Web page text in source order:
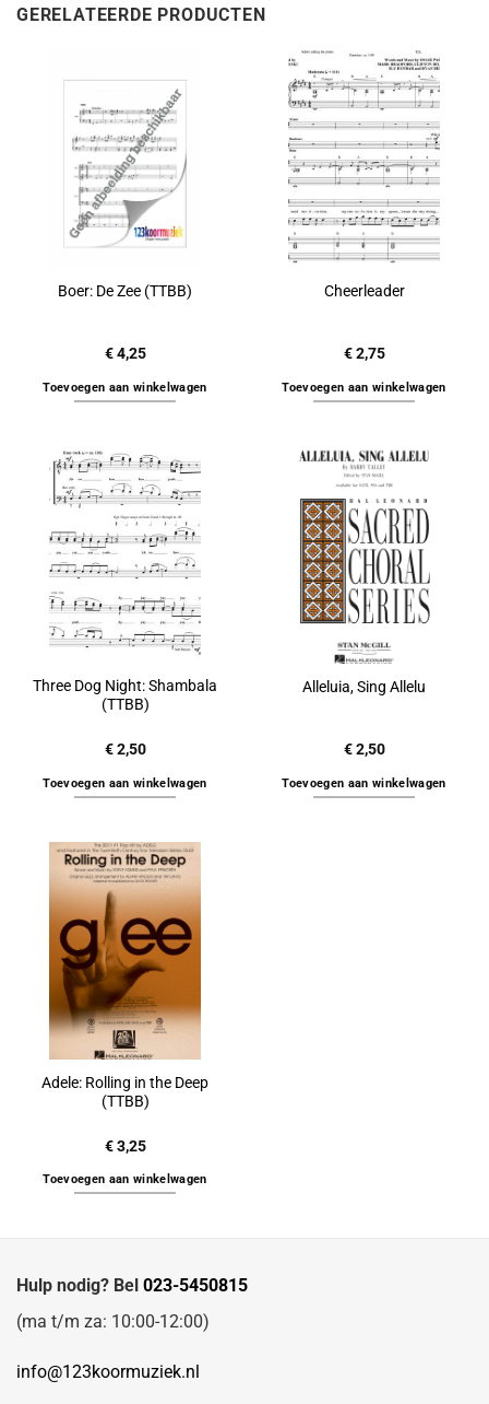
GERELATEERDE PRODUCTEN
Boer: De Zee (TTBB)
€4,25
Toevoegen aan winkelwagen
Cheerleader
€2,75
Toevoegen aan winkelwagen
Three Dog Night: Shambala
(TTBB)
€2,50
Toevoegen aan winkelwagen
Alleluia, Sing Allelu
€2,50
Toevoegen aan winkelwagen
Adele: Rolling in the Deep
(TTBB)
€3,25
Toevoegen aan winkelwagen
Hulp nodig? Bel 023-5450815
(ma t/m za: 10:00-12:00)
info@123koormuziek.nl